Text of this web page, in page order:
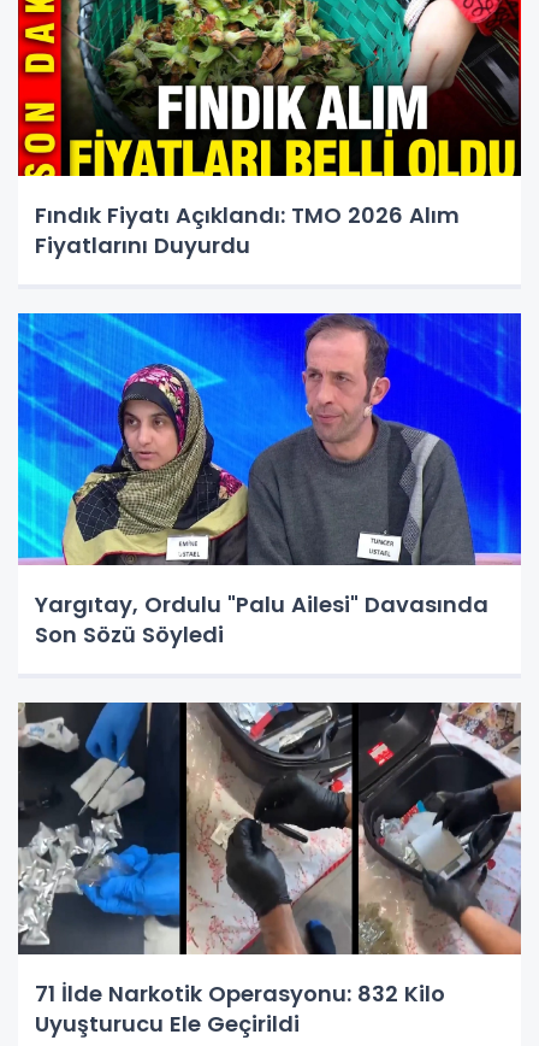
Fındık Fiyatı Açıklandı: TMO 2026 Alım
Fiyatlarını Duyurdu
Yargıtay, Ordulu "Palu Ailesi" Davasında
Son Sözü Söyledi
71 İlde Narkotik Operasyonu: 832 Kilo
Uyuşturucu Ele Geçirildi